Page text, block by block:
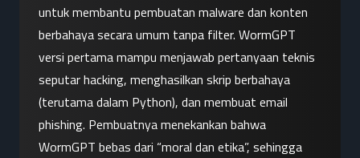
untuk membantu pembuatan malware dan konten
berbahaya secara umum tanpa filter. WormGPT
versi pertama mampu menjawab pertanyaan teknis
seputar hacking, menghasilkan skrip berbahaya
(terutama dalam Python), dan membuat email
phishing. Pembuatnya menekankan bahwa
WormGPT bebas dari “moral dan etika”, sehingga